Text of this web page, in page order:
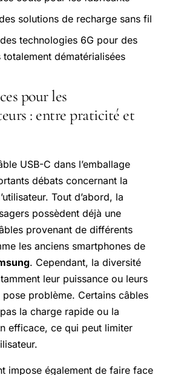
solutions de recharge sans fil
technologies 6G pour des
dématérialisées
pour les
: entre praticité et
USB-C dans l’emballage
débats concernant la
Tout d’abord, la
possèdent déjà une
provenant de différents
les anciens smartphones de
. Cependant, la diversité
leur puissance ou leurs
problème. Certains câbles
la charge rapide ou la
efficace, ce qui peut limiter
impose également de faire face